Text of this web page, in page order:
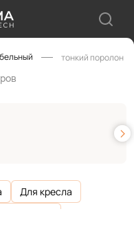
тонкий поролон
Для кресла